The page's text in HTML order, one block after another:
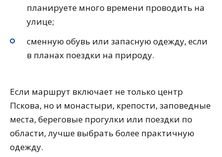
планируете много времени проводить на
улице;
сменную обувь или запасную одежду, если
в планах поездки на природу.
Если маршрут включает не только центр
Пскова, но и монастыри, крепости, заповедные
места, береговые прогулки или поездки по
области, лучше выбрать более практичную
одежду.